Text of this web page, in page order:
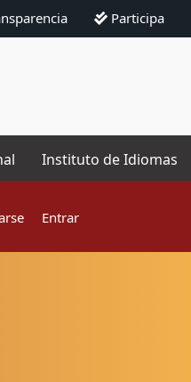
Participa
Instituto de Idiomas
Entrar